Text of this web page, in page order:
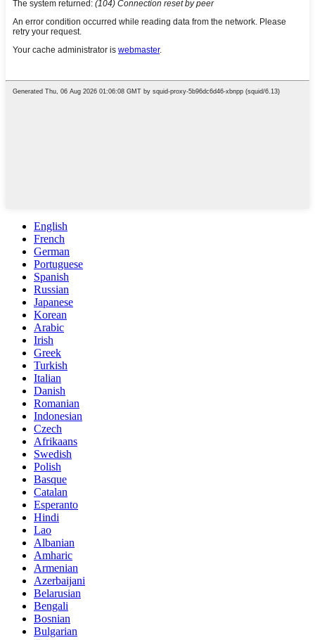
English
French
German
Portuguese
Spanish
Russian
Japanese
Korean
Arabic
Irish
Greek
Turkish
Italian
Danish
Romanian
Indonesian
Czech
Afrikaans
Swedish
Polish
Basque
Catalan
Esperanto
Hindi
Lao
Albanian
Amharic
Armenian
Azerbaijani
Belarusian
Bengali
Bosnian
Bulgarian